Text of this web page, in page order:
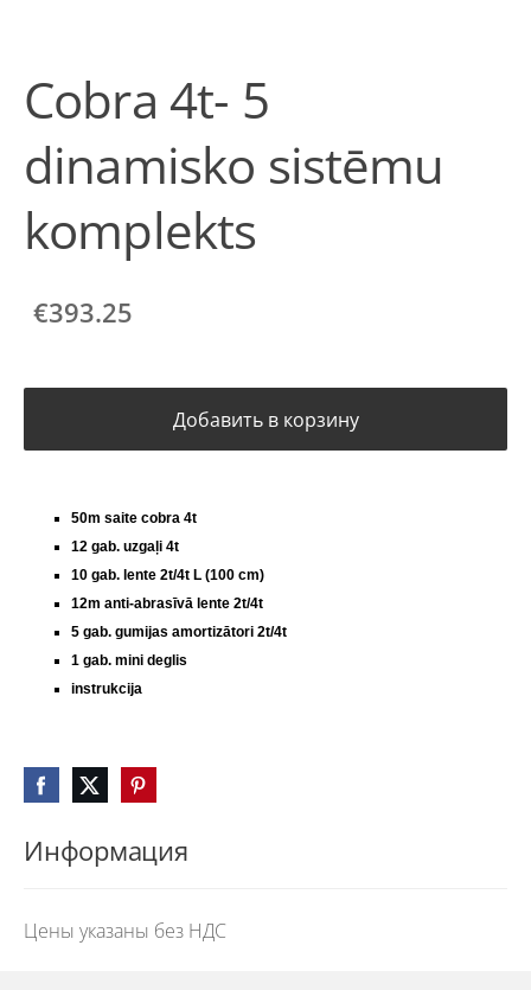
Информация
Цены указаны без НДС
Cobra 4t- 5
dinamisko sistēmu
komplekts
€393.25
Добавить в корзину
50m saite cobra 4t
12 gab. uzgaļi 4t
10 gab. lente 2t/4t L (100 cm)
12m anti-abrasīvā lente 2t/4t
5 gab. gumijas amortizātori 2t/4t
1 gab. mini deglis
instrukcija